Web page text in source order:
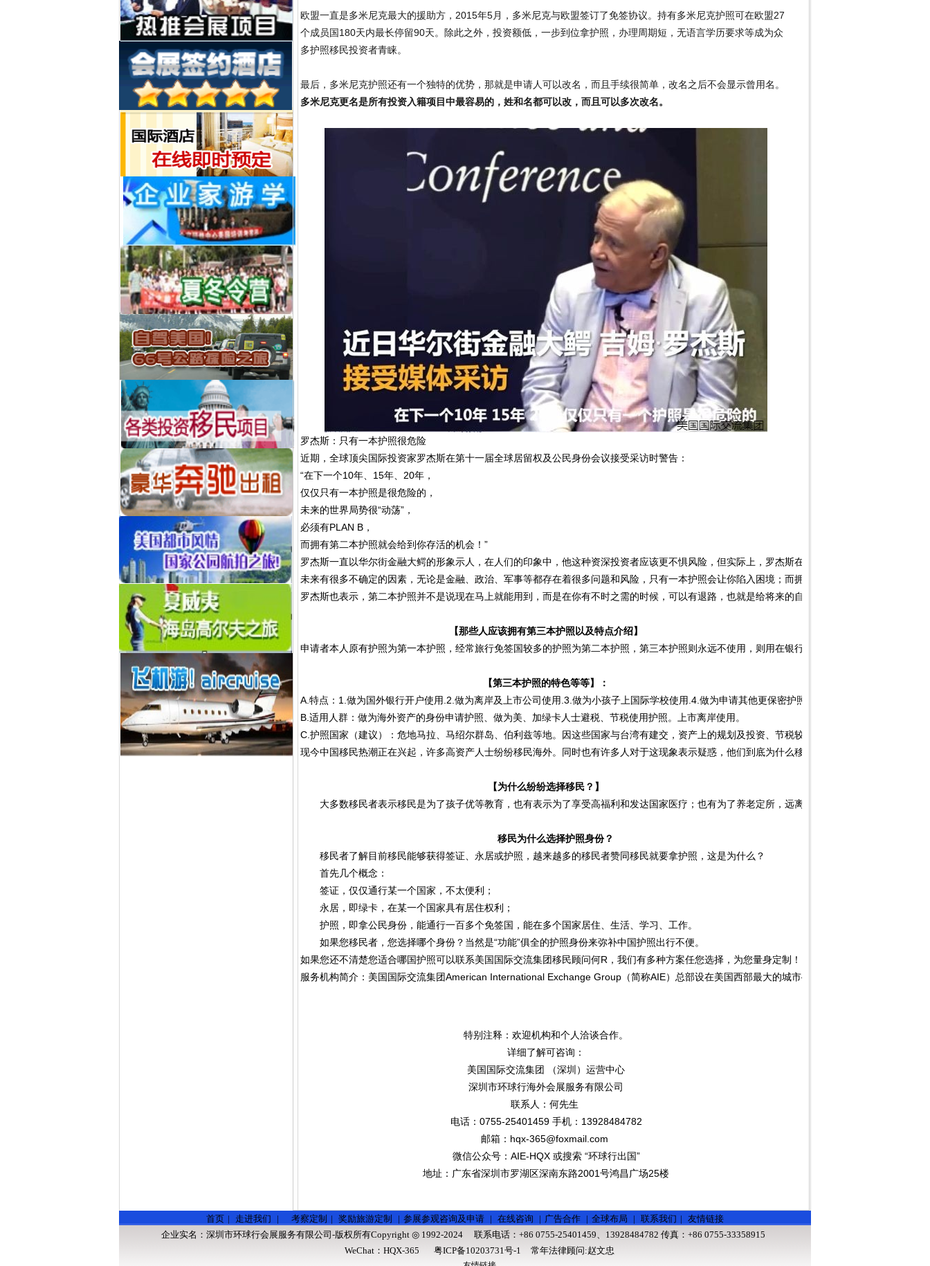
当前位置-> 首页 新闻展示
欧盟一直是多米尼克最大的援助方，2015年5月，多米尼克与欧盟签订了免签协议。持有多米尼克护照可在欧盟27
个成员国180天内最长停留90天。除此之外，投资额低，一步到位拿护照，办理周期短，无语言学历要求等成为众
多护照移民投资者青睐。
最后，多米尼克护照还有一个独特的优势，那就是申请人可以改名，而且手续很简单，改名之后不会显示曾用名。
多米尼克更名是所有投资入籍项目中最容易的，姓和名都可以改，而且可以多次改名。
罗杰斯：只有一本护照很危险
近期，全球顶尖国际投资家罗杰斯在第十一届全球居留权及公民身份会议接受采访时警告：
“在下一个10年、15年、20年，
仅仅只有一本护照是很危险的，
未来的世界局势很“动荡”，
必须有PLAN B，
而拥有第二本护照就会给到你存活的机会！”
罗杰斯一直以华尔街金融大鳄的形象示人，在人们的印象中，他这种资深投资者应该更不惧风险，但实际上，罗杰斯在关乎自己切身利益的事上，
未来有很多不确定的因素，无论是金融、政治、军事等都存在着很多问题和风险，只有一本护照会让你陷入困境；而拥有第二本护照，意味着在
罗杰斯也表示，第二本护照并不是说现在马上就能用到，而是在你有不时之需的时候，可以有退路，也就是给将来的自己上了保险。
【那些人应该拥有第三本护照以及特点介绍】
申请者本人原有护照为第一本护照，经常旅行免签国较多的护照为第二本护照，第三本护照则永远不使用，则用在银行开户、投资、买房、及第四
【第三本护照的特色等等】：
A.特点：1.做为国外银行开户使用.2.做为离岸及上市公司使用.3.做为小孩子上国际学校使用.4.做为申请其他更保密护照的申请资料.5.因与中国无邦
B.适用人群：做为海外资产的身份申请护照、做为美、加绿卡人士避税、节税使用护照。上市离岸使用。
C.护照国家（建议）：危地马拉、马绍尔群岛、伯利兹等地。因这些国家与台湾有建交，资产上的规划及投资、节税较安全！
现今中国移民热潮正在兴起，许多高资产人士纷纷移民海外。同时也有许多人对于这现象表示疑惑，他们到底为什么移民？移民获得什么身份最划
【为什么纷纷选择移民？】
大多数移民者表示移民是为了孩子优等教育，也有表示为了享受高福利和发达国家医疗；也有为了养老定所，远离雾霾，健康无忧；也有为
移民为什么选择护照身份？
移民者了解目前移民能够获得签证、永居或护照，越来越多的移民者赞同移民就要拿护照，这是为什么？
首先几个概念：
签证，仅仅通行某一个国家，不太便利；
永居，即绿卡，在某一个国家具有居住权利；
护照，即拿公民身份，能通行一百多个免签国，能在多个国家居住、生活、学习、工作。
如果您移民者，您选择哪个身份？当然是“功能”俱全的护照身份来弥补中国护照出行不便。
如果您还不清楚您适合哪国护照可以联系美国国际交流集团移民顾问何R，我们有多种方案任您选择，为您量身定制！
服务机构简介：美国国际交流集团American International Exchange Group（简称AIE）总部设在美国西部最大的城市—洛杉矶，是经美国国务院
特别注释：欢迎机构和个人洽谈合作。
详细了解可咨询：
美国国际交流集团 （深圳）运营中心
深圳市环球行海外会展服务有限公司
联系人：何先生
电话：0755-25401459 手机：13928484782
邮箱：hqx-365@foxmail.com
微信公众号：AIE-HQX 或搜索 “环球行出国”
地址：广东省深圳市罗湖区深南东路2001号鸿昌广场25楼
首页 | 走进我们 | 考察定制 | 奖励旅游定制 | 参展参观咨询及申请 | 在线咨询 | 广告合作 | 全球布局 | 联系我们 | 友情链接
企业实名： 深圳市环球行会展服务有限公司 -版权所有Copyright ◎ 1992-2024 联系电话：+86 0755-25401459、13928484782 传真：+86 0755-33358915
WeChat：HQX-365
粤ICP备10203731号-1 常年法律顾问:赵文忠